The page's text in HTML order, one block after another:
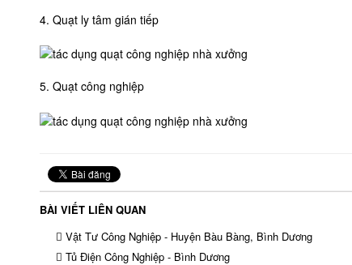
4. Quạt ly tâm gián tiếp
5. Quạt công nghiệp
BÀI VIẾT LIÊN QUAN
Vật Tư Công Nghiệp - Huyện Bàu Bàng, Bình Dương
Tủ Điện Công Nghiệp - Bình Dương